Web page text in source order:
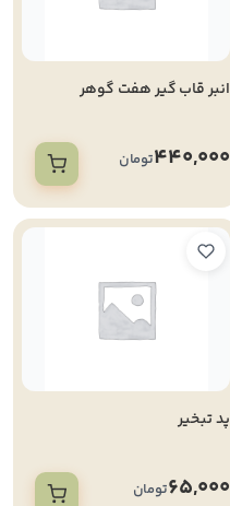
انبر قاب گیر هفت گوهر
440,000تومان
پد تبخیر
65,000تومان